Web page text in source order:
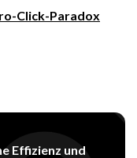
Click-Paradox
Effizienz und